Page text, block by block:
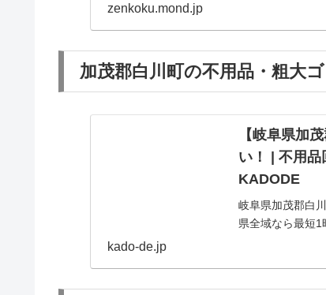
zenkoku.mond.jp
加茂郡白川町の不用品・粗大
【岐阜県加
い！ | 不用品
KADODE
岐阜県加茂郡白
県全域なら最短1
kado-de.jp